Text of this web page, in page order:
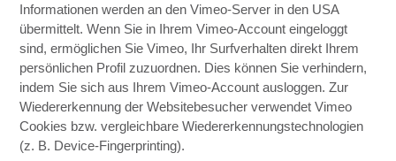
Informationen werden an den Vimeo-Server in den USA
übermittelt. Wenn Sie in Ihrem Vimeo-Account eingeloggt
sind, ermöglichen Sie Vimeo, Ihr Surfverhalten direkt Ihrem
persönlichen Profil zuzuordnen. Dies können Sie verhindern,
indem Sie sich aus Ihrem Vimeo-Account ausloggen. Zur
Wiedererkennung der Websitebesucher verwendet Vimeo
Cookies bzw. vergleichbare Wiedererkennungstechnologien
(z. B. Device-Fingerprinting).